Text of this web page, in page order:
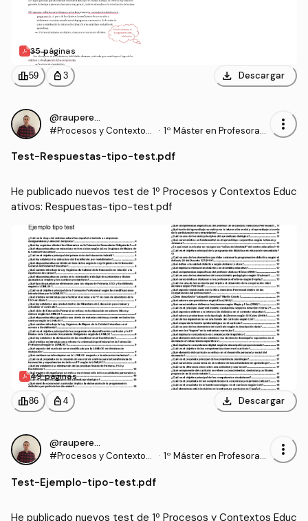
35 páginas
leaderboard59 personal_bag 3 download Descargar
@rauperez25
#Procesos y Contextos
· 1º Máster en Profesorad
aria Obligatoria y Bachill
onal y Enseñanzas de Idi
omas (UGR)
more_vert
Test-Respuestas-tipo-test.pdf
He publicado nuevos test de 1º Procesos y Contextos Educ
ativos: Respuestas-tipo-test.pdf
49 páginas
leaderboard86 personal_bag 4 download Descargar
@rauperez25
#Procesos y Contextos
· 1º Máster en Profesorad
onal y Enseñanzas de Idi
more_vert
Test-Ejemplo-tipo-test.pdf
He publicado nuevos test de 1º Procesos y Contextos Educ